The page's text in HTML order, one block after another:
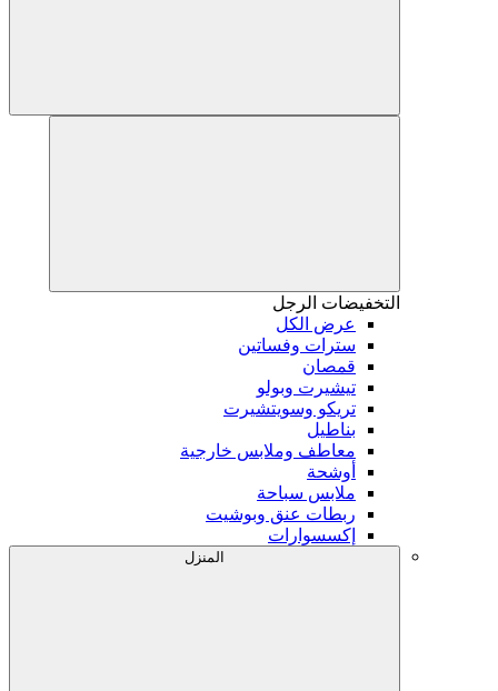
التخفيضات الرجل
عرض الكل
سترات وفساتين
قمصان
تيشيرت وبولو
تريكو وسويتشيرت
بناطيل
معاطف وملابس خارجية
أوشحة
ملابس سباحة
ربطات عنق وبوشيت
إكسسوارات
المنزل